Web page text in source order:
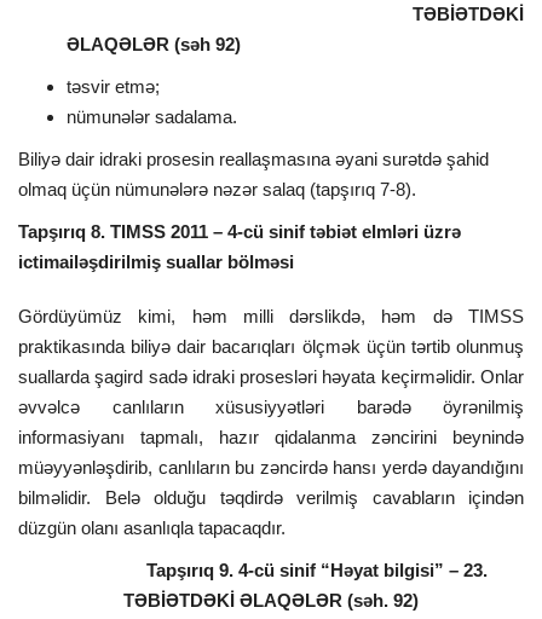
TƏBİƏTDƏKİ
ƏLAQƏLƏR (səh 92)
təsvir etmə;
nümunələr sadalama.
Biliyə dair idraki prosesin reallaşmasına əyani surətdə şahid
olmaq üçün nümunələrə nəzər salaq (tapşırıq 7-8).
Tapşırıq 8. TIMSS 2011 – 4-cü sinif təbiət elmləri üzrə
ictimailəşdirilmiş suallar bölməsi
Gördüyümüz kimi, həm milli dərslikdə, həm də TIMSS
praktikasında biliyə dair bacarıqları ölçmək üçün tərtib olunmuş
suallarda şagird sadə idraki prosesləri həyata keçirməlidir. Onlar
əvvəlcə canlıların xüsusiyyətləri barədə öyrənilmiş
informasiyanı tapmalı, hazır qidalanma zəncirini beynində
müəyyənləşdirib, canlıların bu zəncirdə hansı yerdə dayandığını
bilməlidir. Belə olduğu təqdirdə verilmiş cavabların içindən
düzgün olanı asanlıqla tapacaqdır.
Tapşırıq 9. 4-cü sinif “Həyat bilgisi” – 23.
TƏBİƏTDƏKİ ƏLAQƏLƏR (səh. 92)